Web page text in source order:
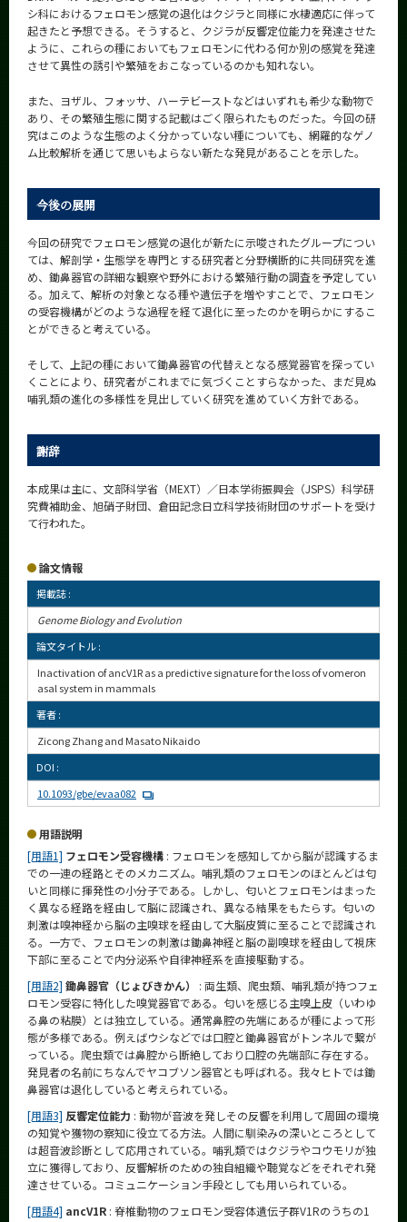
シ科におけるフェロモン感覚の退化はクジラと同様に水棲適応に伴って
起きたと予想できる。そうすると、クジラが反響定位能力を発達させた
ように、これらの種においてもフェロモンに代わる何か別の感覚を発達
させて異性の誘引や繁殖をおこなっているのかも知れない。
また、ヨザル、フォッサ、ハーテビーストなどはいずれも希少な動物で
あり、その繁殖生態に関する記載はごく限られたものだった。今回の研
究はこのような生態のよく分かっていない種についても、網羅的なゲノ
ム比較解析を通じて思いもよらない新たな発見があることを示した。
今後の展開
今回の研究でフェロモン感覚の退化が新たに示唆されたグループについ
ては、解剖学・生態学を専門とする研究者と分野横断的に共同研究を進
め、鋤鼻器官の詳細な観察や野外における繁殖行動の調査を予定してい
る。加えて、解析の対象となる種や遺伝子を増やすことで、フェロモン
の受容機構がどのような過程を経て退化に至ったのかを明らかにするこ
とができると考えている。
そして、上記の種において鋤鼻器官の代替えとなる感覚器官を探ってい
くことにより、研究者がこれまでに気づくことすらなかった、まだ見ぬ
哺乳類の進化の多様性を見出していく研究を進めていく方針である。
謝辞
本成果は主に、文部科学省（MEXT）／日本学術振興会（JSPS）科学研
究費補助金、旭硝子財団、倉田記念日立科学技術財団のサポートを受け
て行われた。
論文情報
掲載誌 :
Genome Biology and Evolution
論文タイトル :
Inactivation of ancV1R as a predictive signature for the loss of vomeron
asal system in mammals
著者 :
Zicong Zhang and Masato Nikaido
DOI :
10.1093/gbe/evaa082
用語説明
[用語1] フェロモン受容機構 : フェロモンを感知してから脳が認識するま
での一連の経路とそのメカニズム。哺乳類のフェロモンのほとんどは匂
いと同様に揮発性の小分子である。しかし、匂いとフェロモンはまった
く異なる経路を経由して脳に認識され、異なる結果をもたらす。匂いの
刺激は嗅神経から脳の主嗅球を経由して大脳皮質に至ることで認識され
る。一方で、フェロモンの刺激は鋤鼻神経と脳の副嗅球を経由して視床
下部に至ることで内分泌系や自律神経系を直接駆動する。
[用語2] 鋤鼻器官（じょびきかん）
: 両生類、爬虫類、哺乳類が持つフェ
ロモン受容に特化した嗅覚器官である。匂いを感じる主嗅上皮（いわゆ
る鼻の粘膜）とは独立している。通常鼻腔の先端にあるが種によって形
態が多様である。例えばウシなどでは口腔と鋤鼻器官がトンネルで繋が
っている。爬虫類では鼻腔から断絶しており口腔の先端部に存在する。
発見者の名前にちなんでヤコブソン器官とも呼ばれる。我々ヒトでは鋤
鼻器官は退化していると考えられている。
[用語3] 反響定位能力 : 動物が音波を発しその反響を利用して周囲の環境
の知覚や獲物の察知に役立てる方法。人間に馴染みの深いところとして
は超音波診断として応用されている。哺乳類ではクジラやコウモリが独
立に獲得しており、反響解析のための独自組織や聴覚などをそれぞれ発
達させている。コミュニケーション手段としても用いられている。
[用語4] ancV1R : 脊椎動物のフェロモン受容体遺伝子群V1Rのうちの1